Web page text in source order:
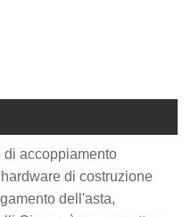
di accoppiamento
di costruzione
dell'asta,